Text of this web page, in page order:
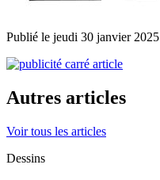
Publié le jeudi 30 janvier 2025
Autres articles
Voir tous les articles
Dessins